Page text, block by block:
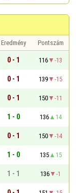
Eredmény
Pontszám
0 - 1 116
-13
0 - 1 139
-15
0 - 1 150
-11
1 - 0 136
14
0 - 1 150
-14
1 - 0 135
15
1 - 1 136
-1